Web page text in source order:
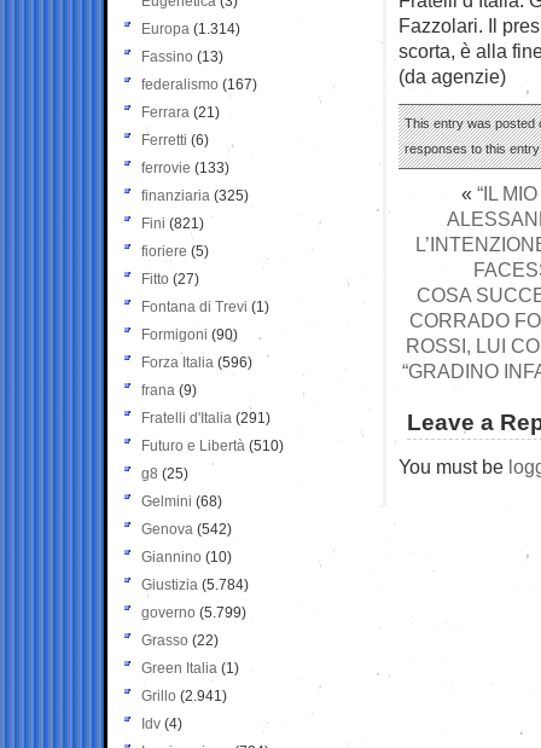
Fazzolari. Il
scorta, è alla
(da agenzie)
This entry was posted
responses to this
« “IL
COSA
CORRADO
ROSSI, LUI
“GRADINO
Leave a
You must be
Europa (1.314)
Fassino (13)
federalismo (167)
Ferrara (21)
Ferretti (6)
ferrovie (133)
finanziaria (325)
Fini (821)
fioriere (5)
Fitto (27)
Fontana di Trevi (1)
Formigoni (90)
Forza Italia (596)
frana (9)
Fratelli d'Italia (291)
Futuro e Libertà (510)
g8 (25)
Gelmini (68)
Genova (542)
Giannino (10)
Giustizia (5.784)
governo (5.799)
Grasso (22)
Green Italia (1)
Grillo (2.941)
Idv (4)